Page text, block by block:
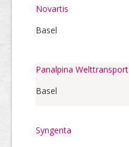
Novartis
Basel
Panalpina Welttransport
Basel
Syngenta